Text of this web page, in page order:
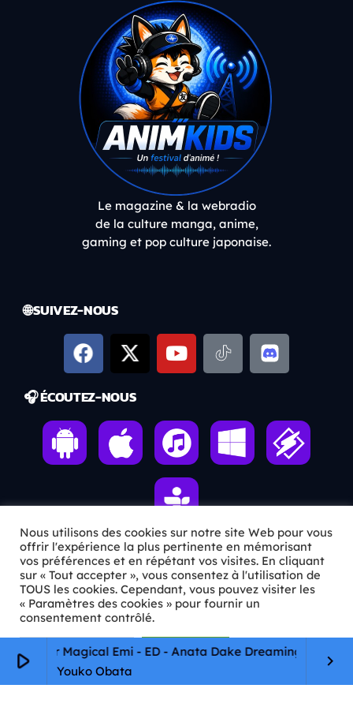
play_arrow
Star Magical Emi - ED - Anata Dake Dreaming
Youko Obata
keyboard_arrow_right
Le magazine & la webradio
de la culture manga, anime,
gaming et pop culture japonaise.
🌐 SUIVEZ-NOUS
🎧 ÉCOUTEZ-NOUS
ℹ️ INFOS PRATIQUES
✉️Contact
🦊Qui sommes-nous ?
📄
Mentions légales
Nous utilisons des cookies sur notre site Web pour vous
offrir l'expérience la plus pertinente en mémorisant
vos préférences et en répétant vos visites. En cliquant
sur « Tout accepter », vous consentez à l'utilisation de
TOUS les cookies. Cependant, vous pouvez visiter les
« Paramètres des cookies » pour fournir un
consentement contrôlé.
Paramètres Cookie Tout accepter